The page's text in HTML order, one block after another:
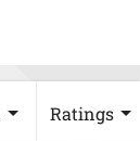
Ratings